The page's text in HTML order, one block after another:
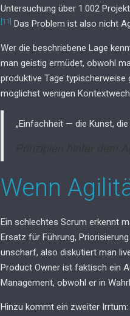
Untersuchung über 1.002
[11] Das Problem ist also nicht
Wer die beschriebene Lage
man geistig ermüdet, obwohl
produktive Tage
möglichst wenigen
„Einfachheit — die Kunst,
Prinzipien hinter dem
Wenn
Ein schlechtes Scrum erkennt
Ersatz für Führung,
unscharf, also diskutiert man
Product Owner ist faktisch ein
Management, obwohl er in
Hinzu kommt ein zweiter